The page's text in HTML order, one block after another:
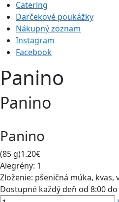
Catering
Darčekové poukážky
Nákupný zoznam
Instagram
Facebook
Panino
Panino
Panino
(85 g)1.20€
Alegrény: 1
Zloženie: pšeničná múka, kvas,
Dostupné každý deň od 8:00